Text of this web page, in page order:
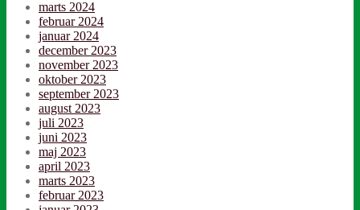
marts 2024
februar 2024
januar 2024
december 2023
november 2023
oktober 2023
september 2023
august 2023
juli 2023
juni 2023
maj 2023
april 2023
marts 2023
februar 2023